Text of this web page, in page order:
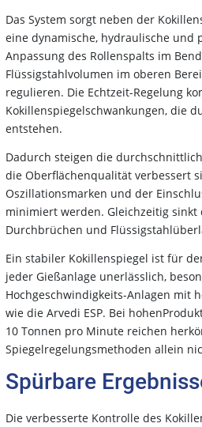
Das System sorgt neben der
eine dynamische, hydraulische und
Anpassung des Rollenspalts im
Flüssigstahlvolumen im oberen
regulieren. Die Echtzeit-Regelung
Kokillenspiegelschwankungen, die
entstehen.
Dadurch steigen die
die Oberflächenqualität verbessert
Oszillationsmarken und der
minimiert werden. Gleichzeitig sinkt
Durchbrüchen und
Ein stabiler Kokillenspiegel ist für
jeder Gießanlage unerlässlich,
Hochgeschwindigkeits-Anlagen mit
wie die Arvedi ESP. Bei
10 Tonnen pro Minute reichen
Spiegelregelungsmethoden allein
Spürbare
Die verbesserte Kontrolle des